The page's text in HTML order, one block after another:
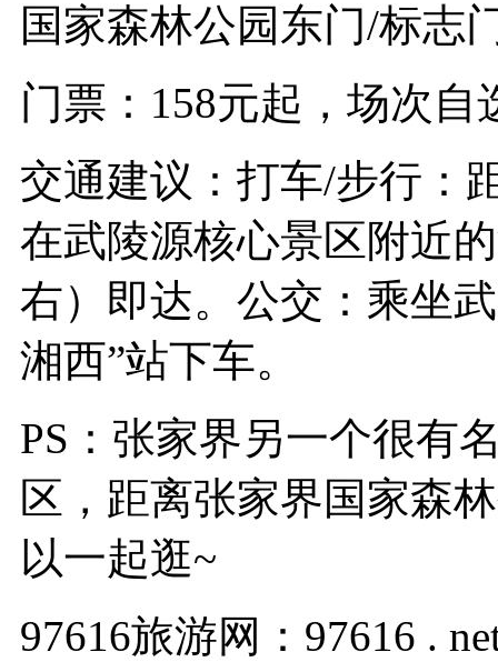
国家森林公园东门/标志
门票：158元起，场次自
交通建议：打车/步行：
在武陵源核心景区附近
右）即达。公交：乘坐
湘西”站下车。
PS：张家界另一个很有
区，距离张家界国家森
以一起逛~
97616旅游网：97616 .